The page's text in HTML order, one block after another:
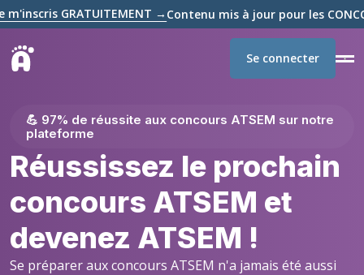
GRATUITEMENT →Contenu mis à jour pour les CONCOURS
Se connecter
💪 97% de réussite aux concours ATSEM sur notre
plateforme
Réussissez le prochain
concours ATSEM et
devenez ATSEM !
Se préparer aux concours ATSEM n'a jamais été aussi